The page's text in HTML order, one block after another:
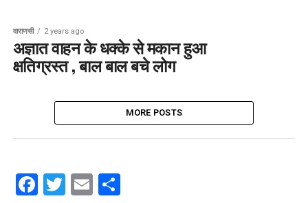
वाराणसी 2 years ago
अज्ञात वाहन के धक्के से मकान हुआ
क्षतिग्रस्त , बाल बाल बचे लोग
MORE POSTS
Facebook
Twitter
EmailShare